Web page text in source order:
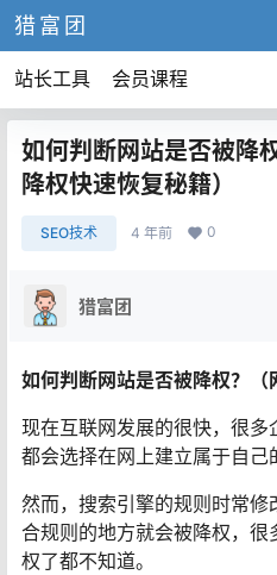
猎富团
站长工具 会员课程
如何判断网站是否被降
降权快速恢复秘籍）
SEO技术 4 年前 0
猎富团
如何判断网站是否被降权？（
现在互联网发展的很快，很多
都会选择在网上建立属于自己
然而，搜索引擎的规则时常
合规则的地方就会被降权，
权了都不知道。